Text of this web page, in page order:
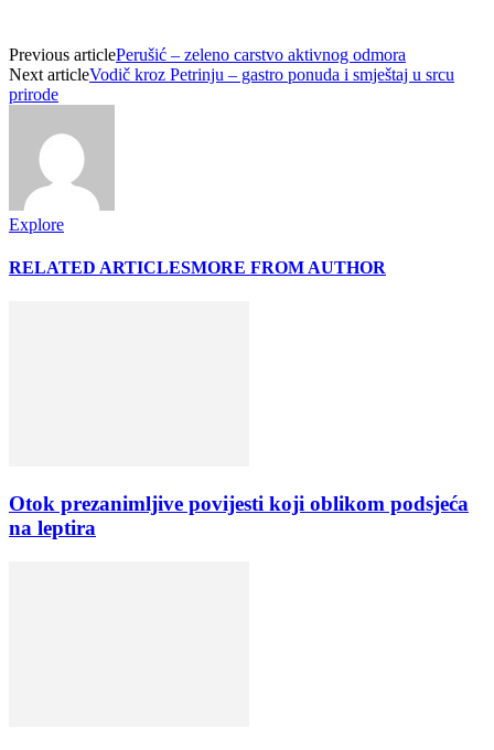
Previous articlePerušić – zeleno carstvo aktivnog odmora
Next articleVodič kroz Petrinju – gastro ponuda i smještaj u srcu
prirode
Explore
RELATED ARTICLESMORE FROM AUTHOR
Otok prezanimljive povijesti koji oblikom podsjeća
na leptira